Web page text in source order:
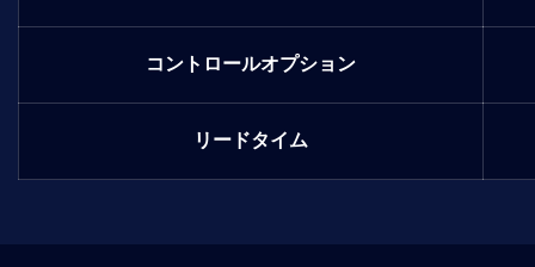
コントロールオプション
リードタイム